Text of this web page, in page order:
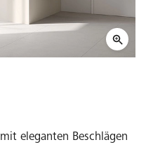
eleganten Beschlägen